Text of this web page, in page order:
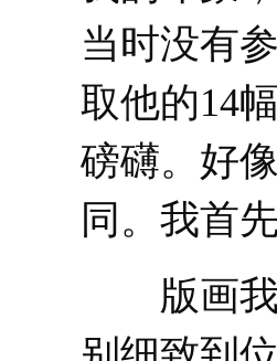
当时没有
取他的14
磅礴。好
同。我首
版画我